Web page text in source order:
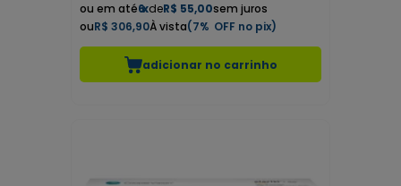
6xdeR$ 55,00sem juros
R$ 306,90
7%
adicionar no carrinho